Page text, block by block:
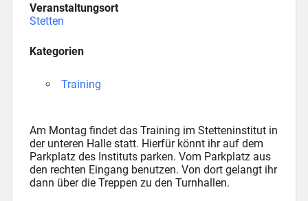
Veranstaltungsort
Stetten
Kategorien
Training
Am Montag findet das Training im Stetteninstitut in
der unteren Halle statt. Hierfür könnt ihr auf dem
Parkplatz des Instituts parken. Vom Parkplatz aus
den rechten Eingang benutzen. Von dort gelangt ihr
dann über die Treppen zu den Turnhallen.